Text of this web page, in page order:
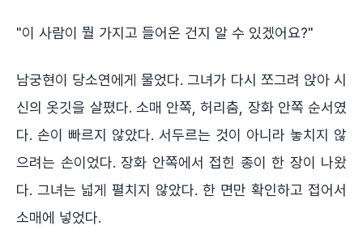
"이 사람이 뭘 가지고 들어온 건지 알 수 있겠어요?"
남궁현이 당소연에게 물었다. 그녀가 다시 쪼그려 앉아 시
신의 옷깃을 살폈다. 소매 안쪽, 허리춤, 장화 안쪽 순서였
다. 손이 빠르지 않았다. 서두르는 것이 아니라 놓치지 않
으려는 손이었다. 장화 안쪽에서 접힌 종이 한 장이 나왔
다. 그녀는 넓게 펼치지 않았다. 한 면만 확인하고 접어서
소매에 넣었다.